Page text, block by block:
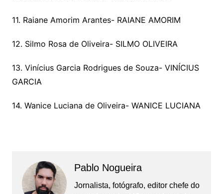
11. Raiane Amorim Arantes- RAIANE AMORIM
12. Silmo Rosa de Oliveira- SILMO OLIVEIRA
13. Vinícius Garcia Rodrigues de Souza- VINÍCIUS
GARCIA
14. Wanice Luciana de Oliveira- WANICE LUCIANA
Pablo Nogueira
Jornalista, fotógrafo, editor chefe do